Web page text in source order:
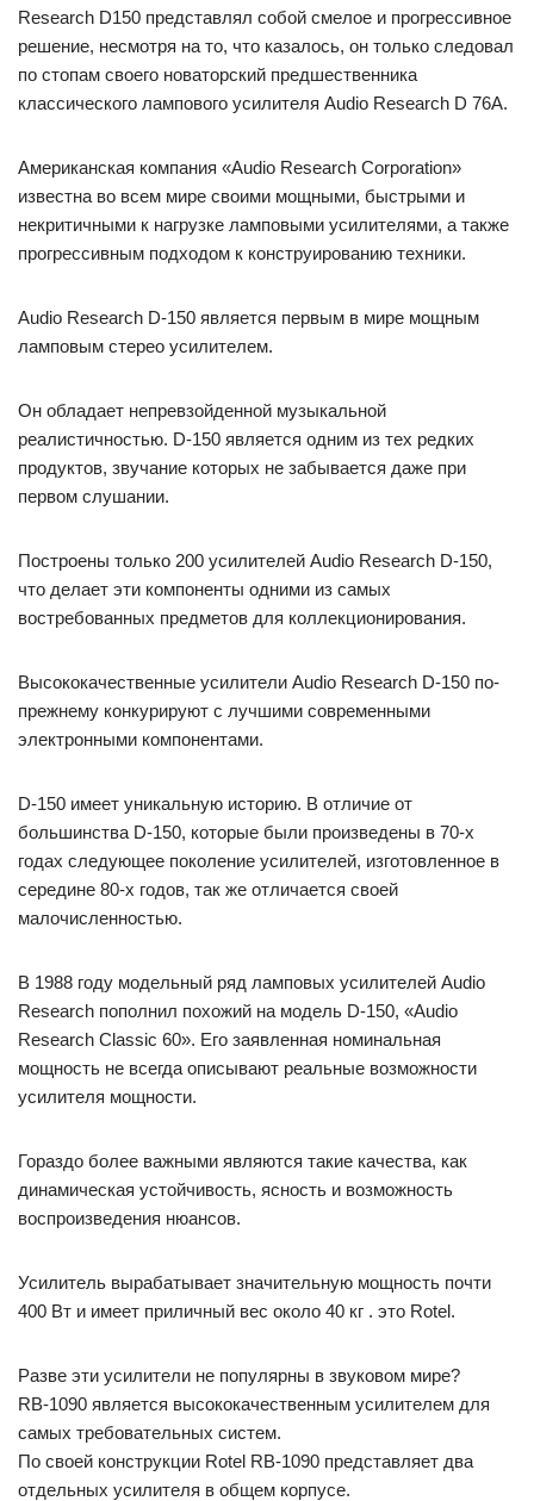
Research D150 представлял собой смелое и прогрессивное
решение, несмотря на то, что казалось, он только следовал
по стопам своего новаторский предшественника
классического лампового усилителя Audio Research D 76A.
Американская компания «Audio Research Corporation»
известна во всем мире своими мощными, быстрыми и
некритичными к нагрузке ламповыми усилителями, а также
прогрессивным подходом к конструированию техники.
Audio Research D-150 является первым в мире мощным
ламповым стерео усилителем.
Он обладает непревзойденной музыкальной
реалистичностью. D-150 является одним из тех редких
продуктов, звучание которых не забывается даже при
первом слушании.
Построены только 200 усилителей Audio Research D-150,
что делает эти компоненты одними из самых
востребованных предметов для коллекционирования.
Высококачественные усилители Audio Research D-150 по-
прежнему конкурируют с лучшими современными
электронными компонентами.
D-150 имеет уникальную историю. В отличие от
большинства D-150, которые были произведены в 70-х
годах следующее поколение усилителей, изготовленное в
середине 80-х годов, так же отличается своей
малочисленностью.
В 1988 году модельный ряд ламповых усилителей Audio
Research пополнил похожий на модель D-150, «Audio
Research Classic 60». Его заявленная номинальная
мощность не всегда описывают реальные возможности
усилителя мощности.
Гораздо более важными являются такие качества, как
динамическая устойчивость, ясность и возможность
воспроизведения нюансов.
Усилитель вырабатывает значительную мощность почти
400 Вт и имеет приличный вес около 40 кг . это Rotel.
Разве эти усилители не популярны в звуковом мире?
RB-1090 является высококачественным усилителем для
самых требовательных систем.
По своей конструкции Rotel RB-1090 представляет два
отдельных усилителя в общем корпусе.